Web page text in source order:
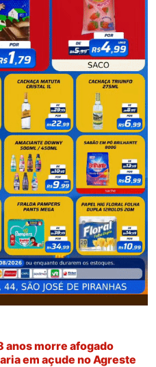
anos morre afogado
em açude no Agreste